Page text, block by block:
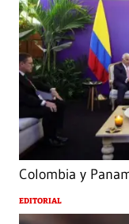
Colombia y
EDITORIAL